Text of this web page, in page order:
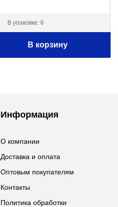
В упаковке: 6
В корзину
Информация
О компании
Доставка и оплата
Оптовым покупателям
Контакты
Политика обработки